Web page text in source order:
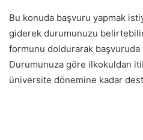
Bu konuda başvuru yapmak
giderek durumunuzu
formunu doldurarak
Durumunuza göre ilkokuldan
üniversite dönemine kadar